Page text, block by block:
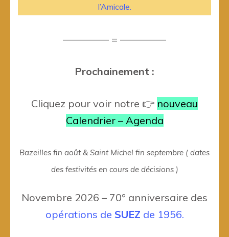
l’Amicale.
————– = ————–
Prochainement :
Cliquez pour voir notre 👉 nouveau
Calendrier – Agenda
Bazeilles fin août & Saint Michel fin septembre ( dates
des festivités en cours de décisions )
Novembre 2026 – 70° anniversaire des
opérations de SUEZ de 1956.